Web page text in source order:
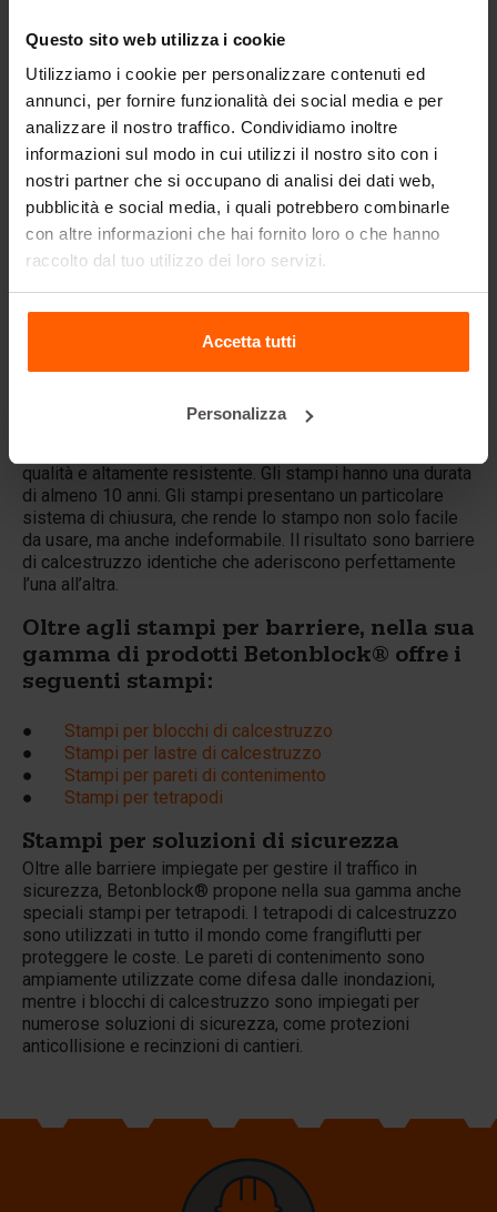
Questo sito web utilizza i cookie
Utilizziamo i cookie per personalizzare contenuti ed
annunci, per fornire funzionalità dei social media e per
analizzare il nostro traffico. Condividiamo inoltre
informazioni sul modo in cui utilizzi il nostro sito con i
nostri partner che si occupano di analisi dei dati web,
pubblicità e social media, i quali potrebbero combinarle
con altre informazioni che hai fornito loro o che hanno
raccolto dal tuo utilizzo dei loro servizi.
Accetta tutti
Personalizza
della gettata e vengono colati durante la stessa.
Quali accessori per stampi per barriere
sono disponibili?
Betonblock® offre separatamente il profilo di
collegamento degli stampi per barriere. Inoltre, nella
gamma è disponibile uno speciale ausilio di riempimento
con pareti inclinate per facilitare il riempimento della
barriera. Per la movimentazione e il trasporto delle
barriere di calcestruzzo, insieme allo stampo vengono
forniti profili di rientranza per carrelli elevatori. In
alternativa, è possibile utilizzare gli ancoraggi. Qui sono
riportate le istruzioni su come inserire un ancoraggio nello
stampo per blocchi di calcestruzzo. Lo stampo per
barriere richiede un processo analogo.
qualità e altamente resistente. Gli stampi hanno una durata
di almeno 10 anni. Gli stampi presentano un particolare
sistema di chiusura, che rende lo stampo non solo facile
da usare, ma anche indeformabile. Il risultato sono barriere
di calcestruzzo identiche che aderiscono perfettamente
l’una all’altra.
Oltre agli stampi per barriere, nella sua
gamma di prodotti Betonblock® offre i
seguenti stampi:
● Stampi per blocchi di calcestruzzo
● Stampi per lastre di calcestruzzo
● Stampi per pareti di contenimento
● Stampi per tetrapodi
Stampi per soluzioni di sicurezza
Oltre alle barriere impiegate per gestire il traffico in
sicurezza, Betonblock® propone nella sua gamma anche
speciali stampi per tetrapodi. I tetrapodi di calcestruzzo
sono utilizzati in tutto il mondo come frangiflutti per
proteggere le coste. Le pareti di contenimento sono
ampiamente utilizzate come difesa dalle inondazioni,
mentre i blocchi di calcestruzzo sono impiegati per
numerose soluzioni di sicurezza, come protezioni
anticollisione e recinzioni di cantieri.